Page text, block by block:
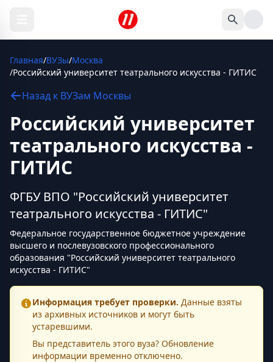
Главная/ВУЗы/Москва
/Российский университет театрального искусства - ГИТИС
Назад к ВУЗам Москвы
Российский университет
театрального искусства -
ГИТИС
ФГБУ ВПО "Российский университет
театрального искусства - ГИТИС"
Федеральное государственное бюджетное учреждение
высшего и послевузовского профессионального
образования "Российский университет театрального
искусства - ГИТИС"
Информация требует проверки. Данные взяты
из архивных источников и могут быть
устаревшими.
Вы представитель этого вуза? Обновление
информации временно отключено.